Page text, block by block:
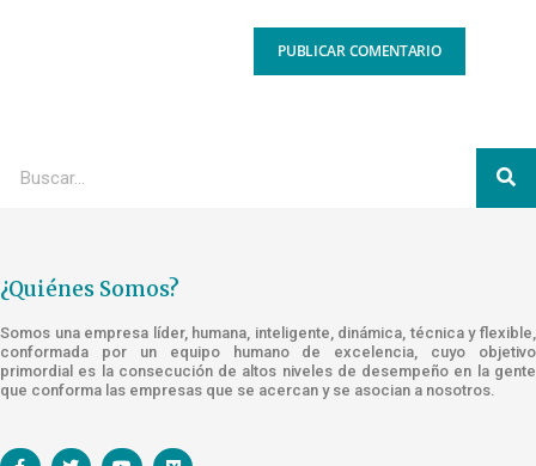
¿Quiénes Somos?
Somos una empresa líder, humana, inteligente, dinámica, técnica y flexible,
conformada por un equipo humano de excelencia, cuyo objetivo
primordial es la consecución de altos niveles de desempeño en la gente
que conforma las empresas que se acercan y se asocian a nosotros.